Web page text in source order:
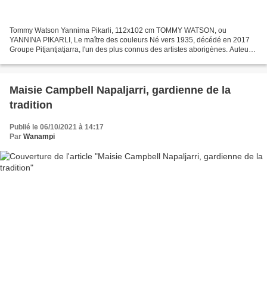
Tommy Watson Yannima Pikarli, 112x102 cm TOMMY WATSON, ou
YANNINA PIKARLI, Le maître des couleurs Né vers 1935, décédé en 2017
Groupe Pitjantjatjarra, l'un des plus connus des artistes aborigènes. Auteur
Maisie Campbell Napaljarri, gardienne de la
tradition
Publié le 06/10/2021 à 14:17
Par Wanampi